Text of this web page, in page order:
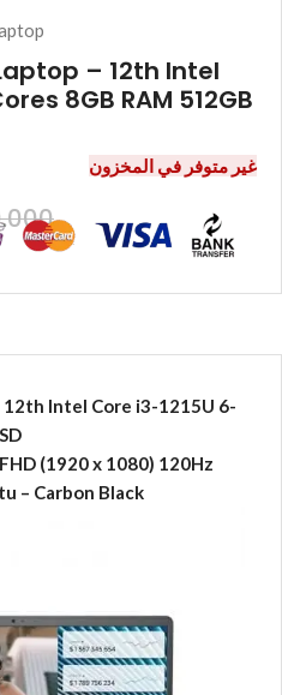
– 12th Intel
8GB RAM 512GB
غير متوفر في المخزون
Intel Core i3-1215U 6-
(1920 x 1080) 120Hz
– Carbon Black